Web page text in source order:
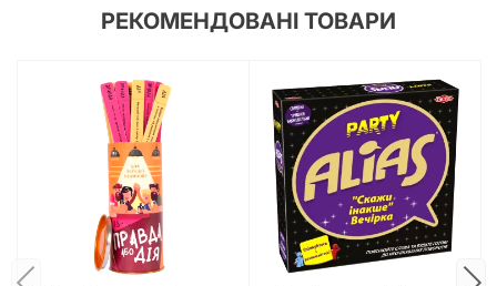
РЕКОМЕНДОВАНІ ТОВАРИ